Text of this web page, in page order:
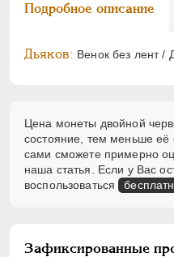
Подробное описание
Дьяков: Венок без лент /
Цена монеты двойной
состояние, тем меньше её
сами сможете примерно
наша статья. Если у Вас
воспользоваться
Зафиксированные